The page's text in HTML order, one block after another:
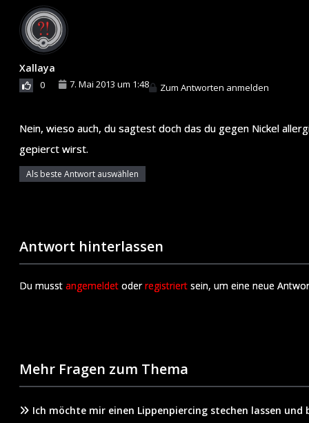
Xallaya
0 7. Mai 2013 um 1:48 Zum Antworten anmelden
Nein, wieso auch, du sagtest doch das du gegen Nickel
gepierct wirst.
Als beste Antwort auswählen
Antwort hinterlassen
Du musst angemeldet oderregistriert sein, um eine neue
Mehr Fragen zum Thema
Ich möchte mir einen Lippenpiercing stechen lassen